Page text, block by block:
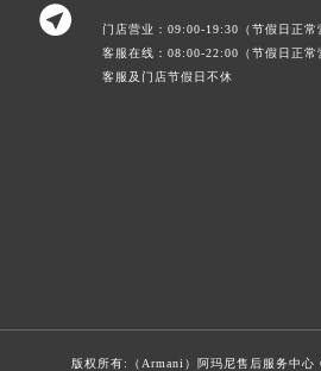

门店营业：09:00-19:30（节假日正常
客服在线：08:00-22:00（节假日正常
客服及门店节假日不休
版权所有:（Armani） 阿玛尼售后服务中心